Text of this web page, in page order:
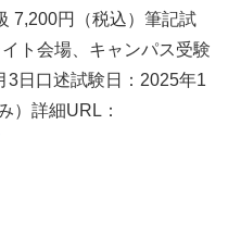
7,200円（税込）筆記試
ト会場、キャンパス受験
3日口述試験日：2025年1
）詳細URL：